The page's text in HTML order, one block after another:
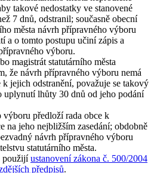
takové nedostatky ve stanovené
7 dnů, odstranil; současně obecní
města návrh přípravného výboru
a o tomto postupu učiní zápis a
výboru.
magistrát statutárního města
že návrh přípravného výboru nemá
jejich odstranění, považuje se takový
uplynutí lhůty 30 dnů od jeho podání
předloží rada obce k
na jeho nejbližším zasedání; obdobně
návrh přípravného výboru
statutárního města.
použijíustanovení zákona č. 500/2004
předpisů.